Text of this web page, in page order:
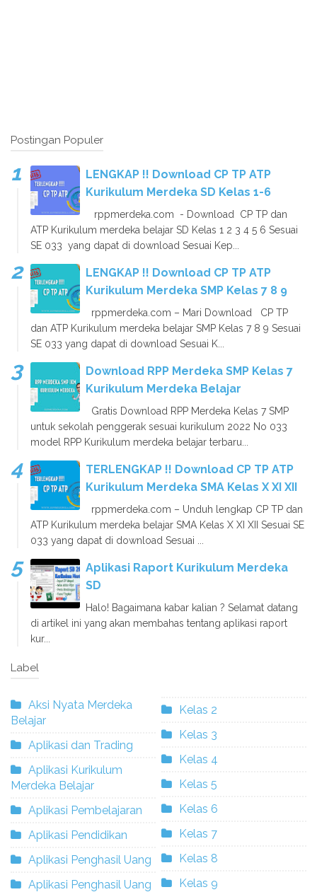
Postingan Populer
LENGKAP !! Download CP TP ATP
Kurikulum Merdeka SD Kelas 1-6
rppmerdeka.com - Download CP TP dan
ATP Kurikulum merdeka belajar SD Kelas 1 2 3 4 5 6 Sesuai
SE 033 yang dapat di download Sesuai Kep...
LENGKAP !! Download CP TP ATP
Kurikulum Merdeka SMP Kelas 7 8 9
rppmerdeka.com – Mari Download CP TP
dan ATP Kurikulum merdeka belajar SMP Kelas 7 8 9 Sesuai
SE 033 yang dapat di download Sesuai K...
Download RPP Merdeka SMP Kelas 7
Kurikulum Merdeka Belajar
Gratis Download RPP Merdeka Kelas 7 SMP
untuk sekolah penggerak sesuai kurikulum 2022 No 033
model RPP Kurikulum merdeka belajar terbaru...
TERLENGKAP !! Download CP TP ATP
Kurikulum Merdeka SMA Kelas X XI XII
rppmerdeka.com – Unduh lengkap CP TP dan
ATP Kurikulum merdeka belajar SMA Kelas X XI XII Sesuai SE
033 yang dapat di download Sesuai ...
Aplikasi Raport Kurikulum Merdeka
SD
Halo! Bagaimana kabar kalian ? Selamat datang
di artikel ini yang akan membahas tentang aplikasi raport
kur...
Label
Aksi Nyata Merdeka
Belajar
Aplikasi dan Trading
Aplikasi Kurikulum
Merdeka Belajar
Aplikasi Pembelajaran
Aplikasi Pendidikan
Aplikasi Penghasil Uang
Aplikasi Penghasil Uang
Kelas 2
Kelas 3
Kelas 4
Kelas 5
Kelas 6
Kelas 7
Kelas 8
Kelas 9